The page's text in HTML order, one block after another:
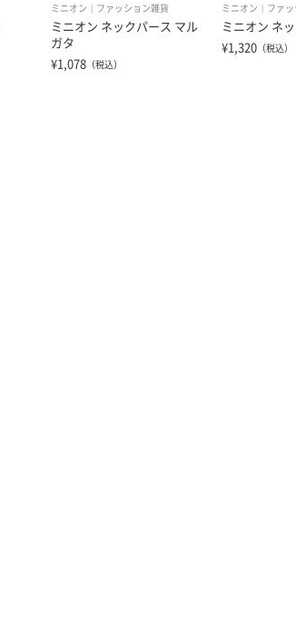
ミニオン ファッション雑貨
ミニオン ネックパース マル
ガタ
¥1,078 （税込）
ミニオン ファ
ミニオン ネ
¥1,320 （税込）